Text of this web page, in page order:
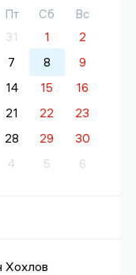
Пт Сб
Вс
31 1
2
7 8
9
14 15
16
21 22
23
28 29
30
4 5 6
Хохлов